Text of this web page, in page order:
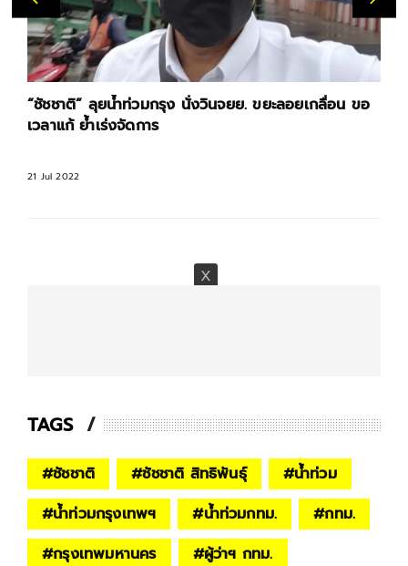
“ชัชชาติ” ลุยน้ำท่วมกรุง นั่งวินจยย. ขยะลอยเกลื่อน ขอ
เวลาแก้ ย้ำเร่งจัดการ
21 Jul 2022
TAGS
#ชัชชาติ #ชัชชาติ สิทธิพันธุ์ #น้ำท่วม
#น้ำท่วมกรุงเทพฯ #น้ำท่วมกทม. #กทม.
#กรุงเทพมหานคร #ผู้ว่าฯ กทม.